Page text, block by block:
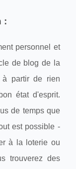
:
personnel et
de blog de la
à partir de rien
état d'esprit.
de temps que
est possible -
à la loterie ou
trouverez des